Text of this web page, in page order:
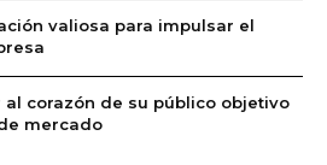
valiosa para impulsar el
corazón de su público objetivo
mercado